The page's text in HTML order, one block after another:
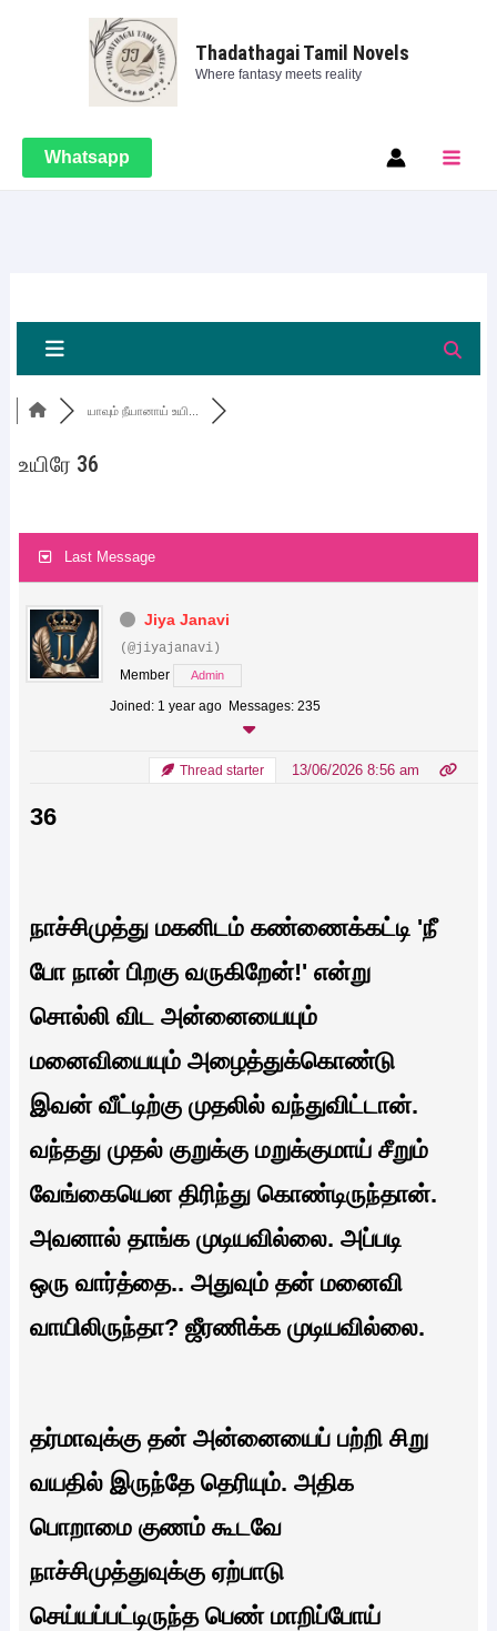
Thadathagai Tamil Novels
Where fantasy meets reality
Whatsapp
யாவும் நீயானாய் உயி...
உயிரே 36
Last Message
Jiya Janavi
(@jiyajanavi)
Member
Admin
Joined: 1 year ago Messages: 235
Thread starter 13/06/2026 8:56 am
36
நாச்சிமுத்து மகனிடம் கண்ணைக்கட்டி 'நீ
போ நான் பிறகு வருகிறேன்!' என்று
சொல்லி விட அன்னையையும்
மனைவியையும் அழைத்துக்கொண்டு
இவன் வீட்டிற்கு முதலில் வந்துவிட்டான்.
வந்தது முதல் குறுக்கு மறுக்குமாய் சீறும்
வேங்கையென திரிந்து கொண்டிருந்தான்.
அவனால் தாங்க முடியவில்லை. அப்படி
ஒரு வார்த்தை.. அதுவும் தன் மனைவி
வாயிலிருந்தா? ஜீரணிக்க முடியவில்லை.
தர்மாவுக்கு தன் அன்னையைப் பற்றி சிறு
வயதில் இருந்தே தெரியும். அதிக
பொறாமை குணம் கூடவே
நாச்சிமுத்துவுக்கு ஏற்பாடு
செய்யப்பட்டிருந்த பெண் மாறிப்போய்